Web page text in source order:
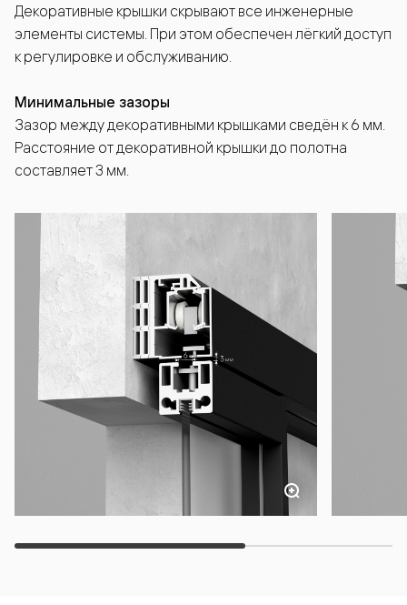
Декоративные крышки скрывают все инженерные
элементы системы. При этом обеспечен лёгкий доступ
к регулировке и обслуживанию.
Минимальные зазоры
Зазор между декоративными крышками сведён к 6 мм.
Расстояние от декоративной крышки до полотна
составляет 3 мм.